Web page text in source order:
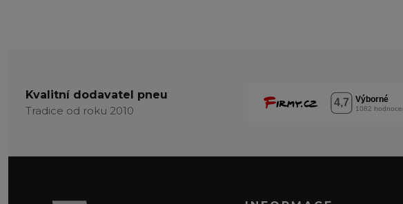
Kvalitní dodavatel pneu
Tradice od roku 2010